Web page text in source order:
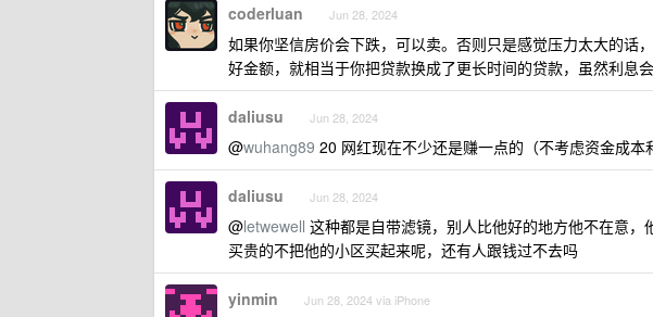
coderluan Jun 28, 2024
如果你坚信房价会下跌，可以卖。否则只是感觉压力太大的话
好金额，就相当于你把贷款换成了更长时间的贷款，虽然利息
daliusu Jun 28, 2024
@wuhang89 20 网红现在不少还是赚一点的（不考虑资金成本
daliusu Jun 28, 2024
@letwewell 这种都是自带滤镜，别人比他好的地方他不在意
买贵的不把他的小区买起来呢，还有人跟钱过不去吗
yinmin Jun 28, 2024 via iPhone